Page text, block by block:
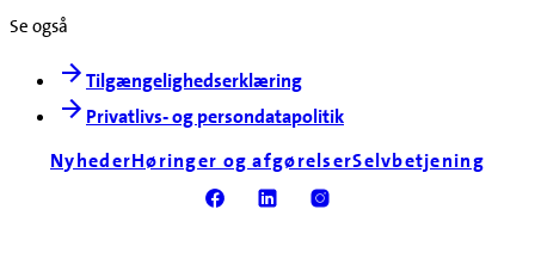
Se også
Tilgængelighedserklæring
Privatlivs- og persondatapolitik
NyhederHøringer og afgørelserSelvbetjening